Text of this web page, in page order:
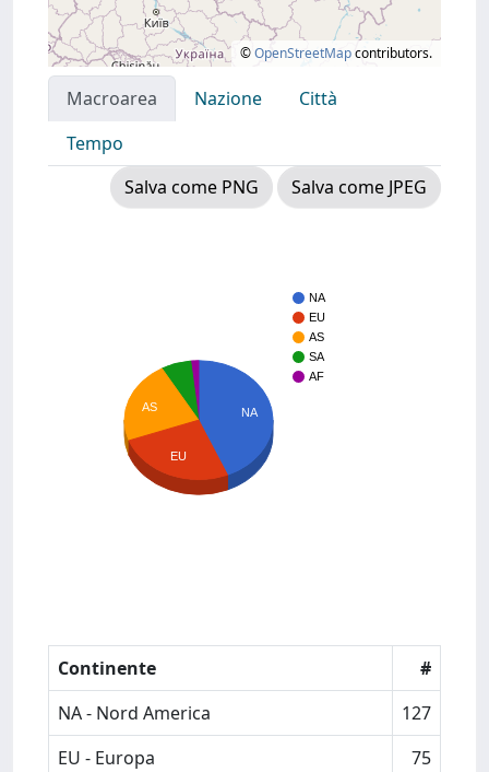
©OpenStreetMapcontributors.
Macroarea Nazione
Città
Tempo
Salva come PNG
Salva come JPEG
NA
EU
AS
SA
AF
NA
AS
EU
Continente
#
NA - Nord America
127
EU - Europa
75